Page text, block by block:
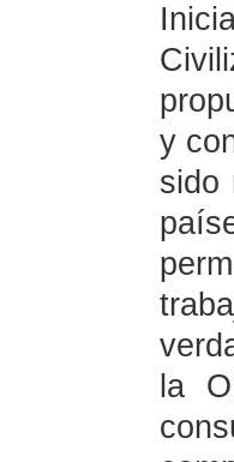
y
sido
la